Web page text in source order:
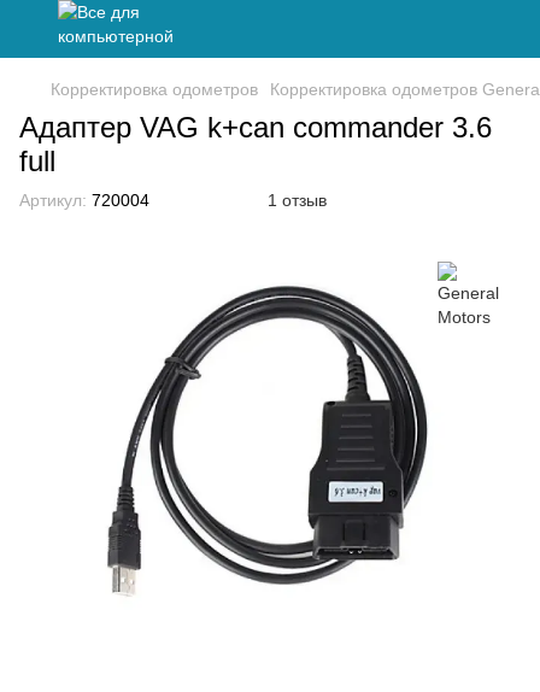
Корректировка одометров Корректировка одометров
Адаптер VAG k+can commander 3.6
full
Артикул: 720004 1 отзыв